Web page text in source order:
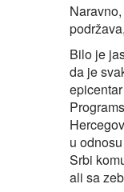
Bilo je
da je
u
Srbi
ali sa